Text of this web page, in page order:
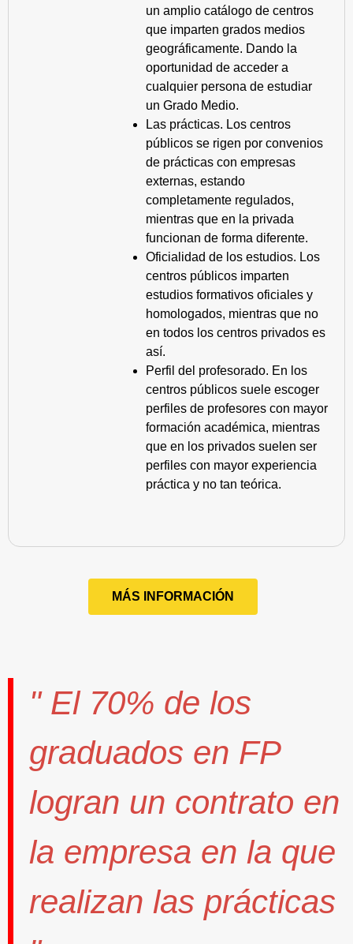
un amplio catálogo de centros
que imparten grados medios
geográficamente. Dando la
oportunidad de acceder a
cualquier persona de estudiar
un Grado Medio.
Las prácticas. Los centros
públicos se rigen por convenios
de prácticas con empresas
externas, estando
completamente regulados,
mientras que en la privada
funcionan de forma diferente.
Oficialidad de los estudios. Los
centros públicos imparten
estudios formativos oficiales y
homologados, mientras que no
en todos los centros privados es
así.
Perfil del profesorado. En los
centros públicos suele escoger
perfiles de profesores con mayor
formación académica, mientras
que en los privados suelen ser
perfiles con mayor experiencia
práctica y no tan teórica.
MÁS INFORMACIÓN
" El 70% de los
graduados en FP
logran un contrato en
la empresa en la que
realizan las prácticas